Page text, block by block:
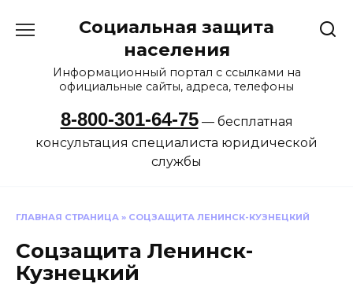
Социальная защита
населения
Информационный портал с ссылками на
официальные сайты, адреса, телефоны
8-800-301-64-75— бесплатная
консультация специалиста юридической
службы
ГЛАВНАЯ СТРАНИЦА » СОЦЗАЩИТА ЛЕНИНСК-КУЗНЕЦКИЙ
Соцзащита Ленинск-
Кузнецкий